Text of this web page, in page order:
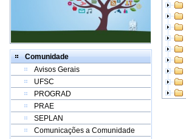
Comunidade
Avisos Gerais
UFSC
PROGRAD
PRAE
SEPLAN
Comunicações a Comunidade